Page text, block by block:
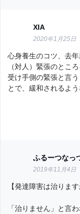
XIA
2020年1月25日
心身養生のコツ、去年
（対人）緊張のとこ
受け手側の緊張と言
とで、緩和されるよ
ふるーつなっ
2019年11月4日
【発達障害は治りま
「治りません」と言